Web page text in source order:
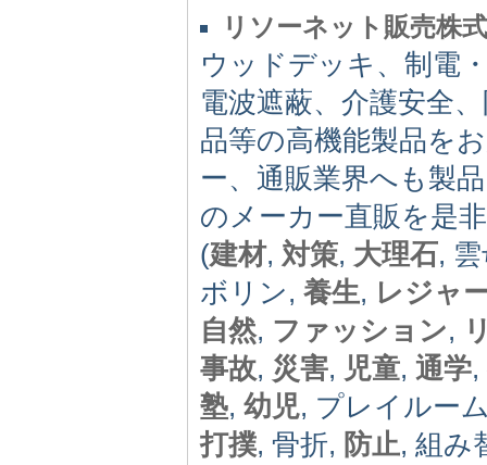
リソーネット販売株
ウッドデッキ、制電
電波遮蔽、介護安全
品等の高機能製品を
ー、通販業界へも製
のメーカー直販を是
(建材, 対策, 大理石,
ボリン, 養生, レジャ
自然, ファッション,
事故, 災害, 児童, 通学,
塾, 幼児, プレイルー
打撲, 骨折, 防止, 組み